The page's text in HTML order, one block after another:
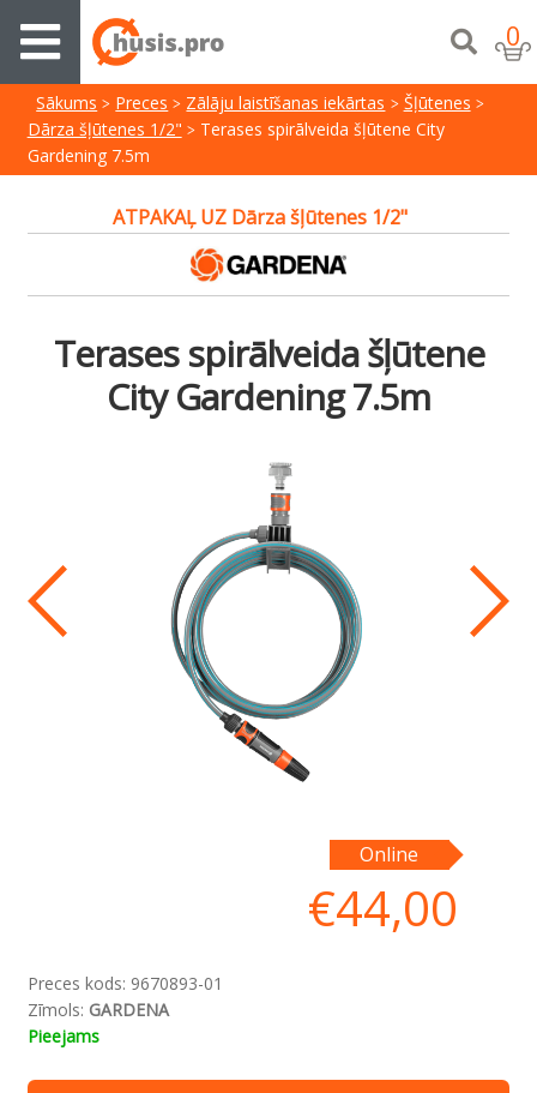
0
Sākums Preces Zālāju laistīšanas iekārtas
Šļūtenes
Dārza šļūtenes 1/2"
Terases spirālveida šļūtene City
Gardening 7.5m
ATPAKAĻ UZ Dārza šļūtenes 1/2"
Terases spirālveida šļūtene
City Gardening 7.5m
Online
€44,00
Preces kods: 9670893-01
Zīmols: GARDENA
Pieejams